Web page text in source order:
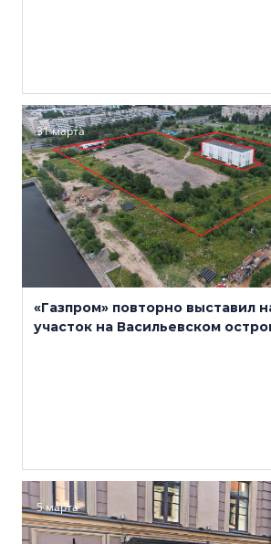
31 марта
«Газпром» повторно выставил
участок на Васильевском
5 марта